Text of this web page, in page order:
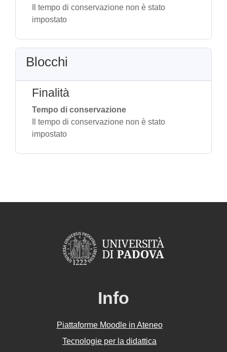
Il tempo di conservazione non è stato
impostato
Blocchi
Finalità
Tempo di conservazione
Il tempo di conservazione non è stato
impostato
Info
Piattaforme Moodle in Ateneo
Tecnologie per la didattica